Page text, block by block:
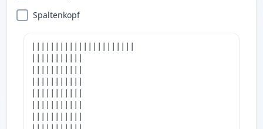
Spaltenkopf